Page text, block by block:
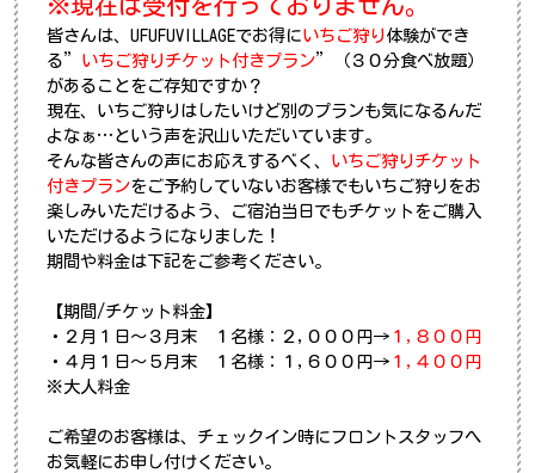
※現在は受付を行っておりません。
皆さんは、UFUFUVILLAGEでお得にいちご狩り 体験ができ
る” いちご狩りチケット付きプラン” （３０分食べ放題）
があることをご存知ですか？
現在、いちご狩りはしたいけど別のプランも気になるんだ
よなぁ…という声を沢山いただいています。
そんな皆さんの声にお応えするべく、 いちご狩りチケット
付きプランをご予約していないお客様でもいちご狩りをお
楽しみいただけるよう、
ご宿泊当日でもチケットをご購入
いただけるようになりました！
期間や料金は下記をご参考ください。
【期間/チケット料金】
・２月１日～３月末 １名様：２,０００円→１,８００円
・４月１日～５月末 １名様：１,６００円→１,４００円
※大人料金
ご希望のお客様は、チェックイン時にフロントスタッフへ
お気軽にお申し付けください。